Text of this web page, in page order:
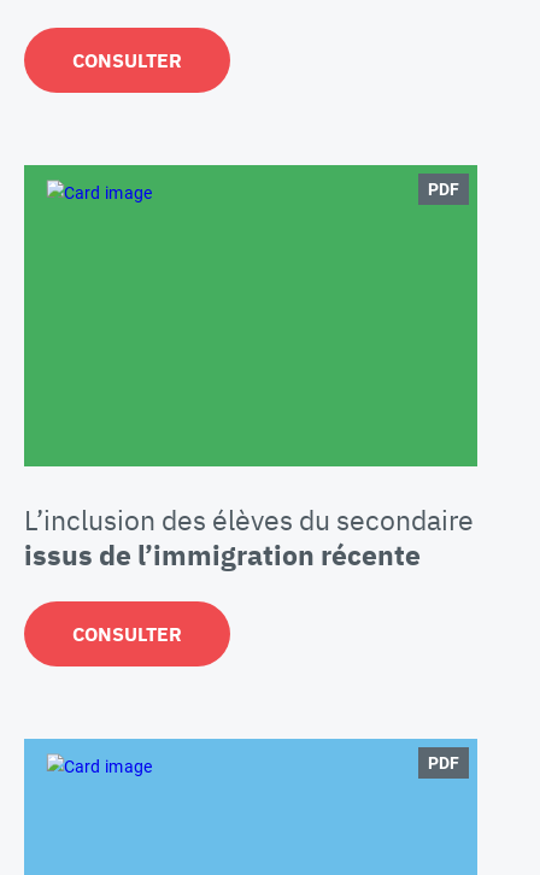
CONSULTER
PDF
L’inclusion des élèves du secondaire
issus de l’immigration récente
CONSULTER
PDF